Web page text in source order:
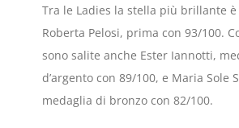
Tra le Ladies la stella più brillante
Roberta Pelosi, prima con 93/100.
sono salite anche Ester Iannotti,
d’argento con 89/100, e Maria Sole
medaglia di bronzo con 82/100.